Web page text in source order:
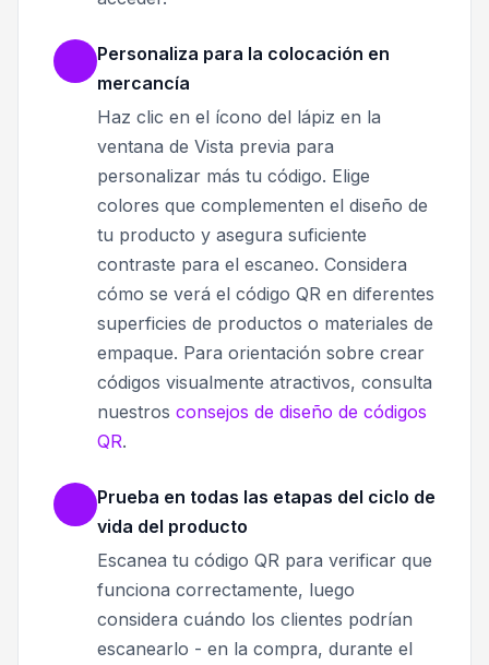
Personaliza para la colocación en
mercancía
Haz clic en el ícono del lápiz en la
ventana de Vista previa para
personalizar más tu código. Elige
colores que complementen el diseño de
tu producto y asegura suficiente
contraste para el escaneo. Considera
cómo se verá el código QR en diferentes
superficies de productos o materiales de
empaque. Para orientación sobre crear
códigos visualmente atractivos, consulta
nuestros consejos de diseño de códigos
QR.
Prueba en todas las etapas del ciclo de
vida del producto
Escanea tu código QR para verificar que
funciona correctamente, luego
considera cuándo los clientes podrían
escanearlo - en la compra, durante el